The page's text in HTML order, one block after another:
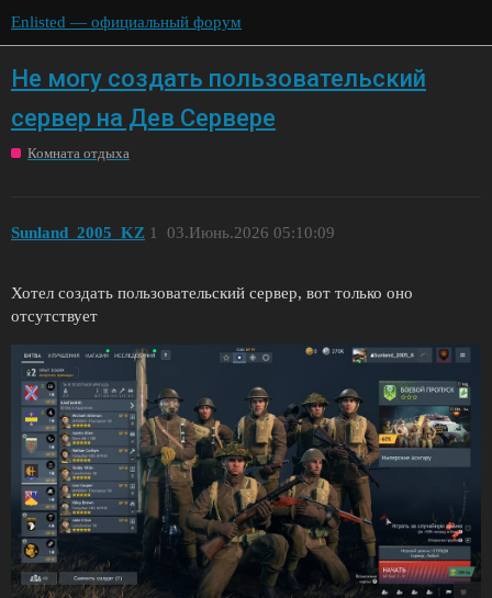
Enlisted — официальный форум
Не могу создать пользовательский
сервер на Дев Сервере
Комната отдыха
Sunland_2005_KZ 03.Июнь.2026 05:10:09
1
Хотел создать пользовательский сервер, вот только оно
отсутствует